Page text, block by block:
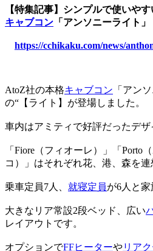
【特集記事】シンプルで使いや
キャブコン 「アンソニーライト」
https://cchikaku.com/news/
AtoZ社の本格キャブコン 「アン
の“【ライト】が登場しました。
車内はアミティで好評だったデザ
「Fiore（フィオーレ）」「Porto
コ）」はそれぞれ花、港、森を連
乗車定員7人、 就寝定員が6人と家
大きなリア常設2段ベッド、広い
レイアウトです。
オプションでFFヒーターやリア